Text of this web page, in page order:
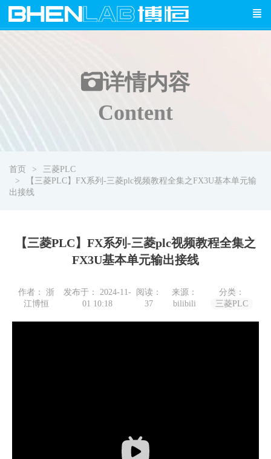
详情内容
Content
首页
三菱PLC
【三菱PLC】FX系列-三菱plc视频教程全集之FX3U基本单元输
出接线
【三菱PLC】FX系列-三菱plc视频教程全集之
FX3U基本单元输出接线
作者： 浙
江博恒
发布于： 2024-11-
01 10:18
阅读：
37
来源：
bilibili
分类：
三菱PLC